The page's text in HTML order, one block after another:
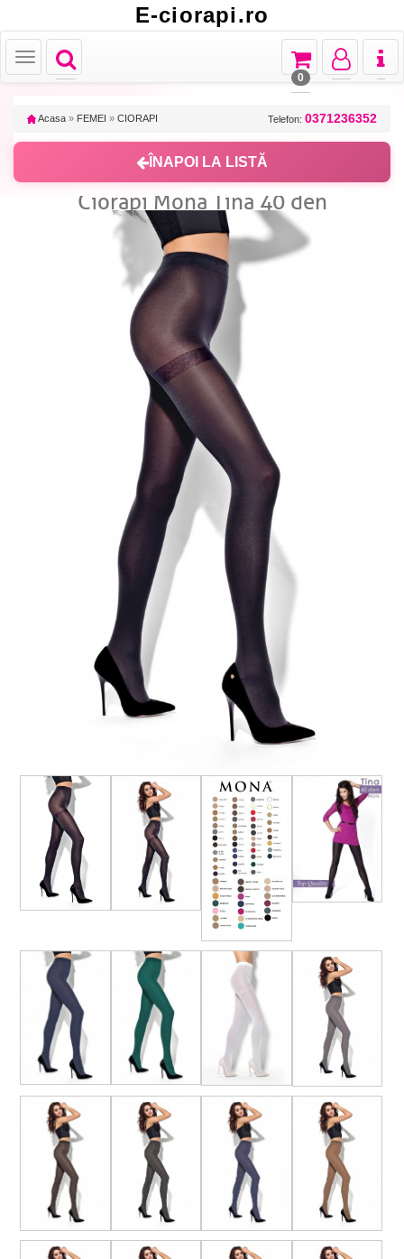
E-ciorapi.ro
Toggle
navigation
Toggle
Toggle
navigation
Toggle
navigation
Toggle
navigation
0
Acasa » FEMEI » CIORAPI Telefon: 0371236352
ÎNAPOI LA LISTĂ
Ciorapi Mona Tina 40 den